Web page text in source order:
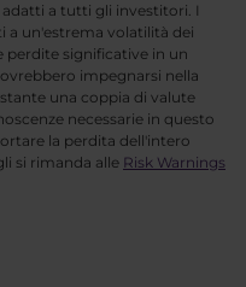
a tutti gli investitori. I
a un'estrema volatilità dei
significative in un
impegnarsi nella
una coppia di valute
necessarie in questo
la perdita dell'intero
si rimanda alle Risk Warnings